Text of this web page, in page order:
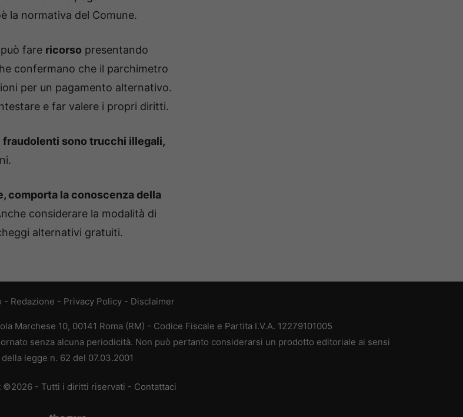
la normativa del Comune.
fare ricorso presentando
confermano che il parchimetro
per un pagamento alternativo.
e far valere i propri diritti.
fraudolenti sono trucchi illegali,
comporta la conoscenza della
considerare la modalità di
alternativi gratuiti.
- Redazione - Privacy Policy - Disclaimer
Marchese 10, 00141 Roma (RM) - Codice Fiscale e Partita I.V.A. 12279101005
senza alcuna periodicità. Non può pertanto considerarsi un prodotto editoriale ai sensi
della legge n. 62 del 07.03.2001
©2026 - Tutti i diritti riservati - Contattaci